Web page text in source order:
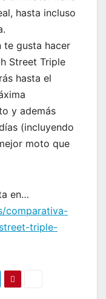
hasta incluso
te gusta hacer
Street Triple
hasta el
y además
(incluyendo
moto que
en…
comparativa-
triple-